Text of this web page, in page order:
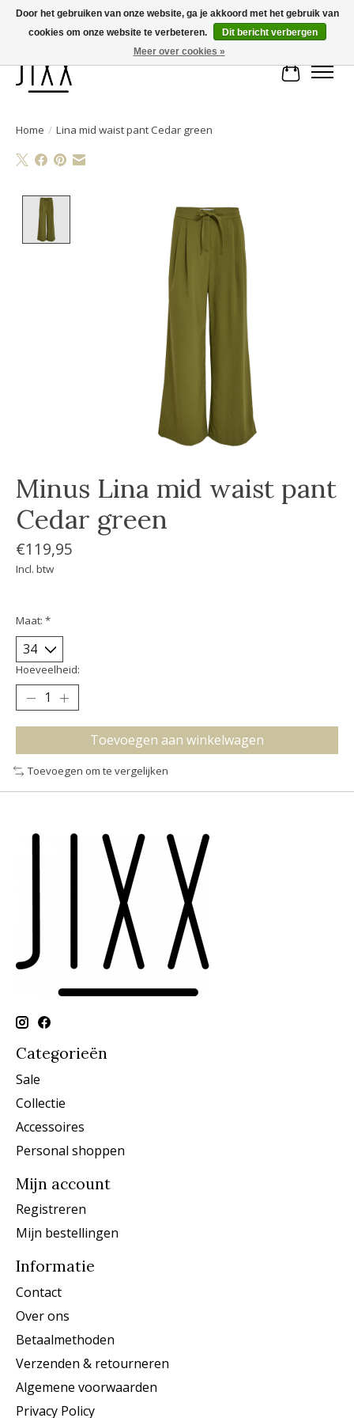
Voor 14.00 uur besteld, vandaag verstuurd | Gratis verzending vanaf € 75
Home / Lina mid waist pant Cedar green
Product image slideshow Items
Minus Lina mid waist pant
Cedar green
€119,95
Incl. btw
Maat: *
Hoeveelheid:
Toevoegen aan winkelwagen
Toevoegen om te vergelijken
Categorieën
Sale
Collectie
Accessoires
Personal shoppen
Mijn account
Registreren
Mijn bestellingen
Informatie
Contact
Over ons
Betaalmethoden
Verzenden & retourneren
Algemene voorwaarden
Privacy Policy
Door het gebruiken van onze website, ga je akkoord met het gebruik van
cookies om onze website te verbeteren.
Dit bericht verbergen
Meer over cookies »